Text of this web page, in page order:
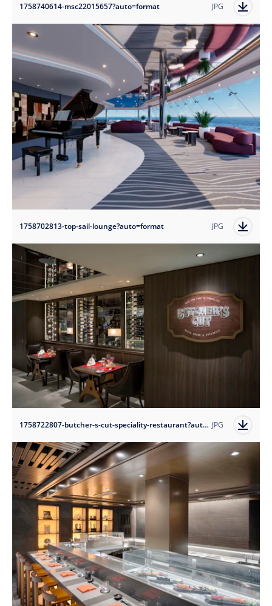
1758740614-msc22015657?auto=format JPG
1758702813-top-sail-lounge?auto=format JPG
1758722807-butcher-s-cut-speciality-restaurant?auto=format JPG